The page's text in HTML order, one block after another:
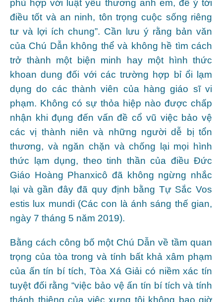
phù hợp với luật yêu thương anh em, để ý tới
điều tốt và an ninh, tôn trọng cuộc sống riêng
tư và lợi ích chung”. Cần lưu ý rằng bản văn
của Chú Dẫn không thể và không hề tìm cách
trở thành một biện minh hay một hình thức
khoan dung đối với các trường hợp bỉ ổi lạm
dụng do các thành viên của hàng giáo sĩ vi
phạm. Không có sự thỏa hiệp nào được chấp
nhận khi đụng đến vấn đề cổ vũ việc bảo vệ
các vị thành niên và những người dễ bị tổn
thương, và ngăn chặn và chống lại mọi hình
thức lạm dụng, theo tinh thần của điều Đức
Giáo Hoàng Phanxicô đã không ngừng nhắc
lại và gần đây đã quy định bằng Tự Sắc Vos
estis lux mundi (Các con là ánh sáng thế gian,
ngày 7 tháng 5 năm 2019).
Bằng cách công bố một Chú Dẫn về tầm quan
trọng của tòa trong và tính bất khả xâm phạm
của ấn tín bí tích, Tòa Xá Giải có niềm xác tín
tuyệt đối rằng “việc bảo vệ ấn tín bí tích và tính
thánh thiêng của việc xưng tội không bao giờ